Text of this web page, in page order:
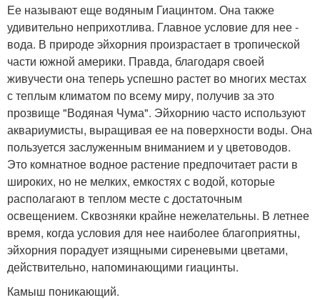
Ее называют еще водяным Гиацинтом. Она также
удивительно неприхотлива. Главное условие для нее -
вода. В природе эйхорния произрастает в тропической
части южной америки. Правда, благодаря своей
живучести она теперь успешно растет во многих местах
с теплым климатом по всему миру, получив за это
прозвище "Водяная Чума". Эйхорнию часто используют
аквариумисты, выращивая ее на поверхности воды. Она
пользуется заслуженным вниманием и у цветоводов.
Это комнатное водное растение предпочитает расти в
широких, но не мелких, емкостях с водой, которые
располагают в теплом месте с достаточным
освещением. Сквозняки крайне нежелательны. В летнее
время, когда условия для нее наиболее благоприятны,
эйхорния порадует изящными сиреневыми цветами,
действительно, напоминающими гиацинты.
Камыш поникающий.